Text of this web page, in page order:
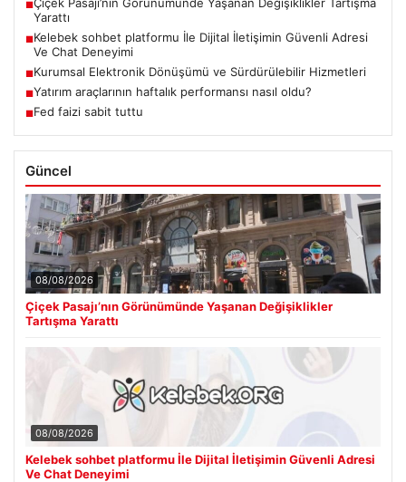
■
Yarattı
■Kelebek sohbet platformu İle Dijital İletişimin Güvenli Adresi
Ve Chat Deneyimi
■Kurumsal Elektronik Dönüşümü ve Sürdürülebilir Hizmetleri
■Yatırım araçlarının haftalık performansı nasıl oldu?
■Fed faizi sabit tuttu
Güncel
08/08/2026
Çiçek Pasajı’nın Görünümünde Yaşanan Değişiklikler
Tartışma Yarattı
08/08/2026
Kelebek sohbet platformu İle Dijital İletişimin Güvenli Adresi
Ve Chat Deneyimi